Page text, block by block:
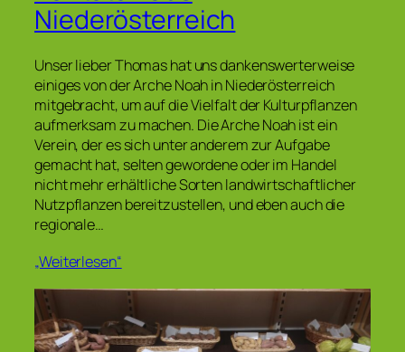
Niederösterreich
Unser lieber Thomas hat uns dankenswerterweise
einiges von der Arche Noah in Niederösterreich
mitgebracht, um auf die Vielfalt der Kulturpflanzen
aufmerksam zu machen. Die Arche Noah ist ein
Verein, der es sich unter anderem zur Aufgabe
gemacht hat, selten gewordene oder im Handel
nicht mehr erhältliche Sorten landwirtschaftlicher
Nutzpflanzen bereitzustellen, und eben auch die
regionale…
„Weiterlesen“